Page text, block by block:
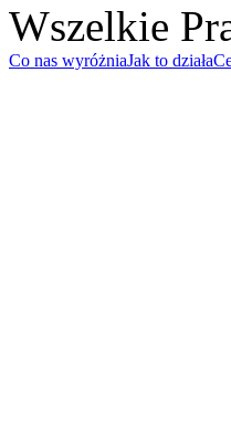
Wszelkie
Co nas wyróżniaJak to działa